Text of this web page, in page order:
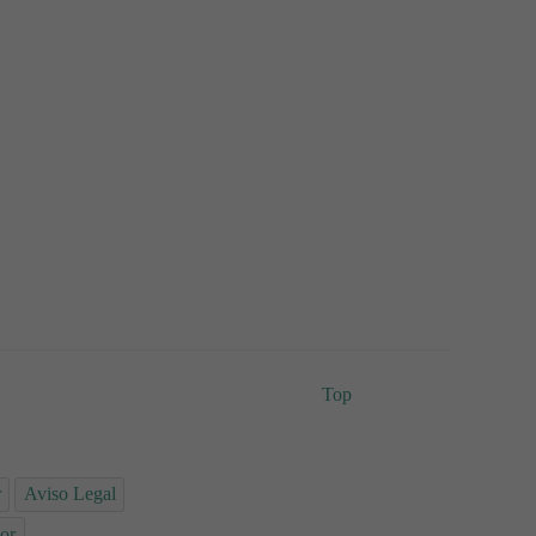
Aviso Legal
Top